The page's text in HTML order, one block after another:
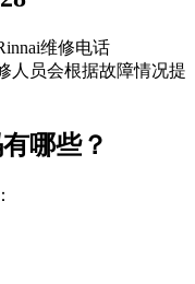
维修电话
人员会根据故障情况提
哪些？